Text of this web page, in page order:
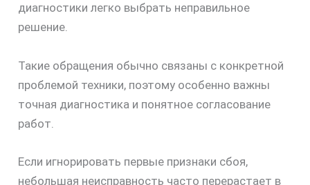
диагностики легко выбрать неправильное
решение.
Такие обращения обычно связаны с конкретной
проблемой техники, поэтому особенно важны
точная диагностика и понятное согласование
работ.
Если игнорировать первые признаки сбоя,
небольшая неисправность часто перерастает в